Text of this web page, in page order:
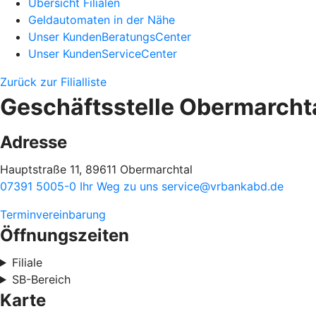
Übersicht Filialen
Geldautomaten in der Nähe
Unser KundenBeratungsCenter
Unser KundenServiceCenter
Zurück zur Filialliste
Geschäftsstelle
Adresse
Hauptstraße 11, 89611 Obermarchtal
07391 5005-0 Ihr Weg zu uns service@vrbankabd.de
Terminvereinbarung
Öffnungszeiten
Filiale
SB-Bereich
Karte